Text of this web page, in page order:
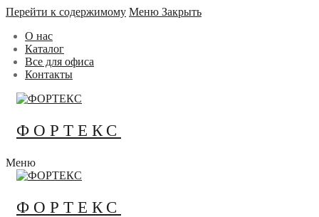
Перейти к содержимому Меню Закрыть
О нас
Каталог
Все для офиса
Контакты
ФОРТЕКС
Меню
ФОРТЕКС